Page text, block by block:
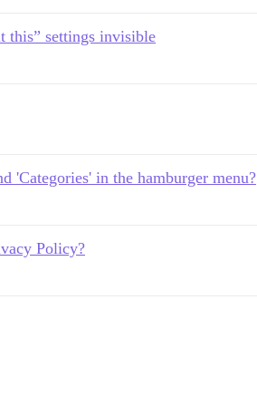
this” settings invisible
'Categories' in the hamburger menu?
Policy?